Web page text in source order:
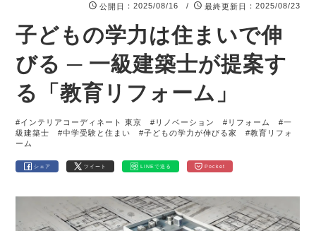
公開日 ：2025/08/16 / 最終更新日 ：2025/08/23
子どもの学力は住まいで伸
びる ─ 一級建築士が提案す
る「教育リフォーム」
#インテリアコーディネート 東京 #リノベーション #リフォーム
#一
級建築士
#中学受験と住まい #子どもの学力が伸びる家
#教育リフォ
ーム
シェア ツイート LINEで送る Pocket